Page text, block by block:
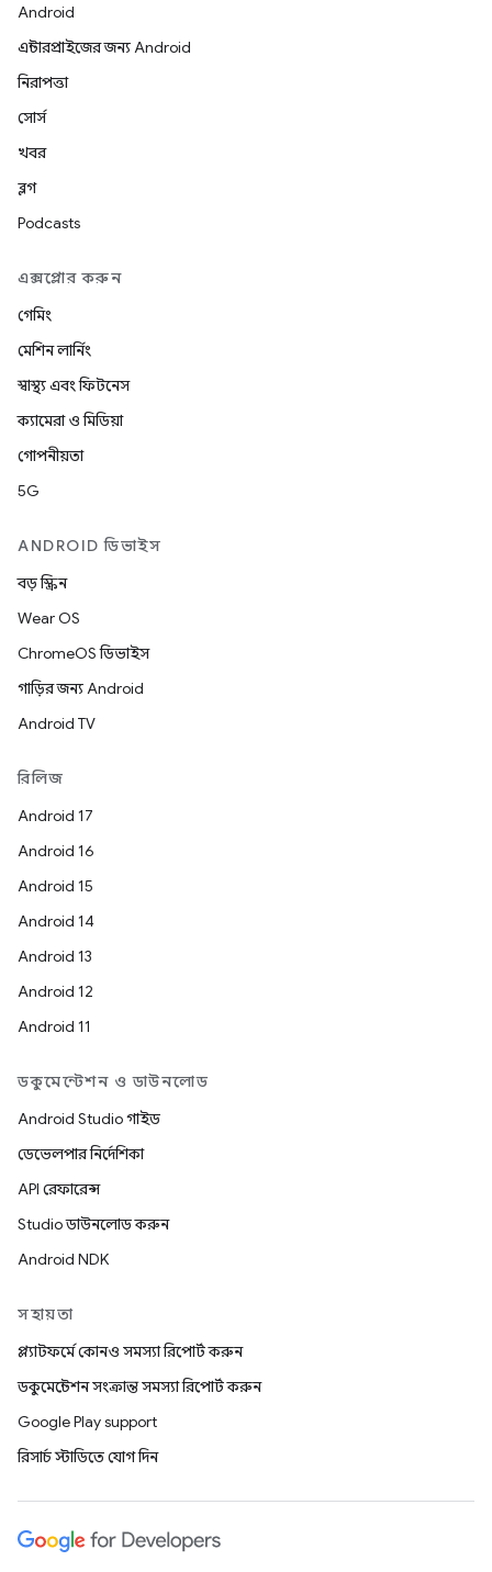
Android
এন্টারপ্রাইজের জন্য Android
নিরাপত্তা
সোর্স
খবর
ব্লগ
Podcasts
এক্সপ্লোর করুন
গেমিং
মেশিন লার্নিং
স্বাস্থ্য এবং ফিটনেস
ক্যামেরা ও মিডিয়া
গোপনীয়তা
5G
ANDROID ডিভাইস
বড় স্ক্রিন
Wear OS
ChromeOS ডিভাইস
গাড়ির জন্য Android
Android TV
রিলিজ
Android 17
Android 16
Android 15
Android 14
Android 13
Android 12
Android 11
ডকুমেন্টেশন ও ডাউনলোড
Android Studio গাইড
ডেভেলপার নির্দেশিকা
API রেফারেন্স
Studio ডাউনলোড করুন
Android NDK
সহায়তা
প্ল্যাটফর্মে কোনও সমস্যা রিপোর্ট করুন
ডকুমেন্টেশন সংক্রান্ত সমস্যা রিপোর্ট করুন
Google Play support
রিসার্চ স্টাডিতে যোগ দিন